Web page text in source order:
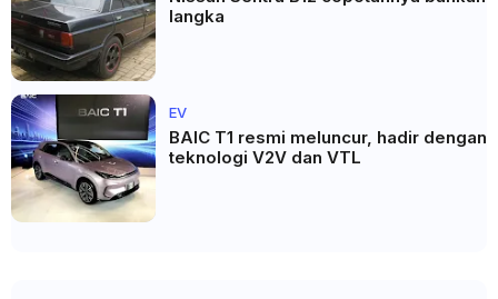
langka
EV
BAIC T1 resmi meluncur, hadir dengan
teknologi V2V dan VTL